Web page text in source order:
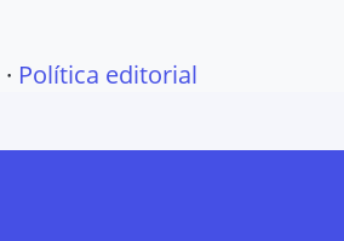
· Política editorial